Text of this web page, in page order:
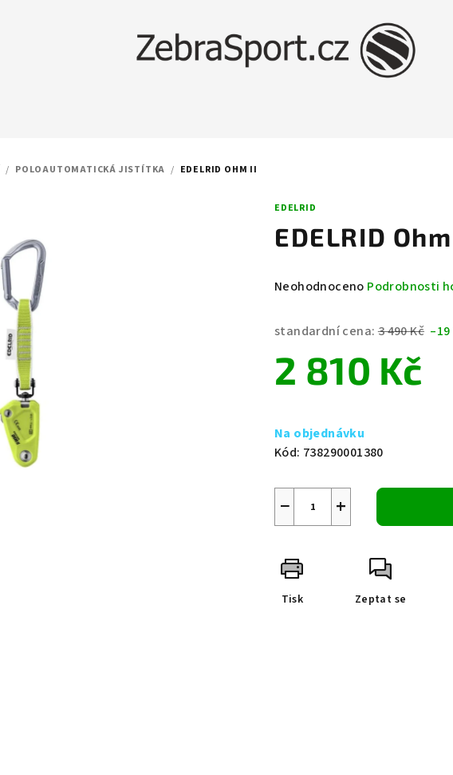
/ POLOAUTOMATICKÁ JISTÍTKA / EDELRID OHM II
EDELRID
EDELRID
Průměrné
produktu
0,0
z
Neohodnoceno Podrobnosti
standardní cena: 3 490 Kč
2 810 Kč
cena:
Na objednávku
Kód: 738290001380
+
−
Tisk Zeptat se